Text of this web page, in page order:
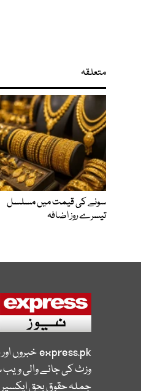
متعلقہ
سونے کی قیمت میں مسلسل
تیسرے روز اضافہ
express.pkخبروں
وزٹ کی جانے والی
جملہ حقوق بحق